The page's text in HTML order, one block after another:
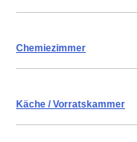
Chemiezimmer
Käche / Vorratskammer